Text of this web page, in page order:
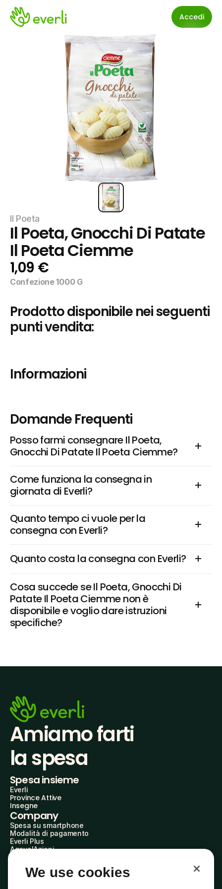
Accedi
Il Poeta
Il Poeta, Gnocchi Di Patate
Il Poeta Ciemme
1,09 €
Confezione 1000 G
Prodotto disponibile nei seguenti
punti vendita:
Informazioni
Domande Frequenti
Posso farmi consegnare Il Poeta,
Gnocchi Di Patate Il Poeta Ciemme?
Come funziona la consegna in
giornata di Everli?
Quanto tempo ci vuole per la
consegna con Everli?
Quanto costa la consegna con Everli?
Cosa succede se Il Poeta, Gnocchi Di
Patate Il Poeta Ciemme non è
disponibile e voglio dare istruzioni
specifiche?
Amiamo farti
la spesa
Spesa insieme
Everli
Province Attive
Insegne
Company
Spesa su smartphone
Modalità di pagamento
Everli Plus
AgevolAzioni
Everli Shoppers
We use cookies